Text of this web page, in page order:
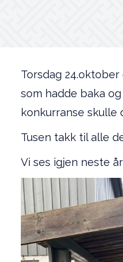
Torsdag
som hadde baka
konkurranse
Tusen takk til alle
Vi ses igjen neste